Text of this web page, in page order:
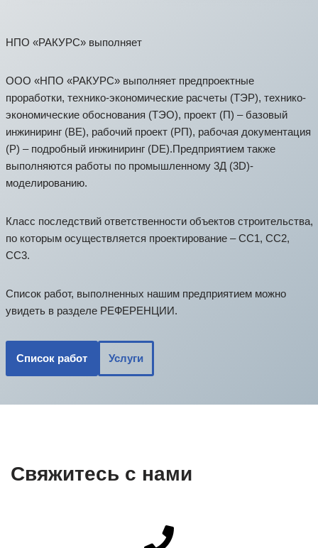
НПО «РАКУРС» выполняет
ООО «НПО «РАКУРС» выполняет предпроектные
проработки, технико-экономические расчеты (ТЭР), технико-
экономические обоснования (ТЭО), проект (П) – базовый
инжиниринг (BE), рабочий проект (РП), рабочая документация
(Р) – подробный инжиниринг (DE).Предприятием также
выполняются работы по промышленному 3Д (3D)-
моделированию.
Класс последствий ответственности объектов строительства,
по которым осуществляется проектирование – СС1, СС2,
СС3.
Список работ, выполненных нашим предприятием можно
увидеть в разделе РЕФЕРЕНЦИИ.
Список работ Услуги
Свяжитесь с нами